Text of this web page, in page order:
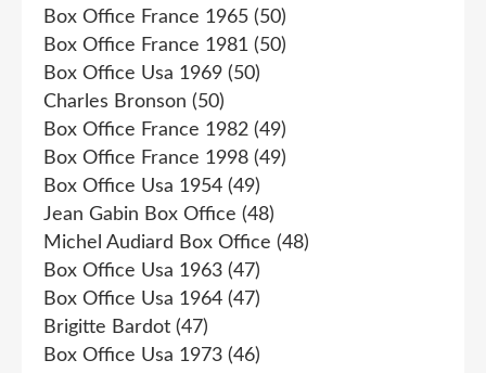
Box Office France 1965 (50)
Box Office France 1981 (50)
Box Office Usa 1969 (50)
Charles Bronson (50)
Box Office France 1982 (49)
Box Office France 1998 (49)
Box Office Usa 1954 (49)
Jean Gabin Box Office (48)
Michel Audiard Box Office (48)
Box Office Usa 1963 (47)
Box Office Usa 1964 (47)
Brigitte Bardot (47)
Box Office Usa 1973 (46)